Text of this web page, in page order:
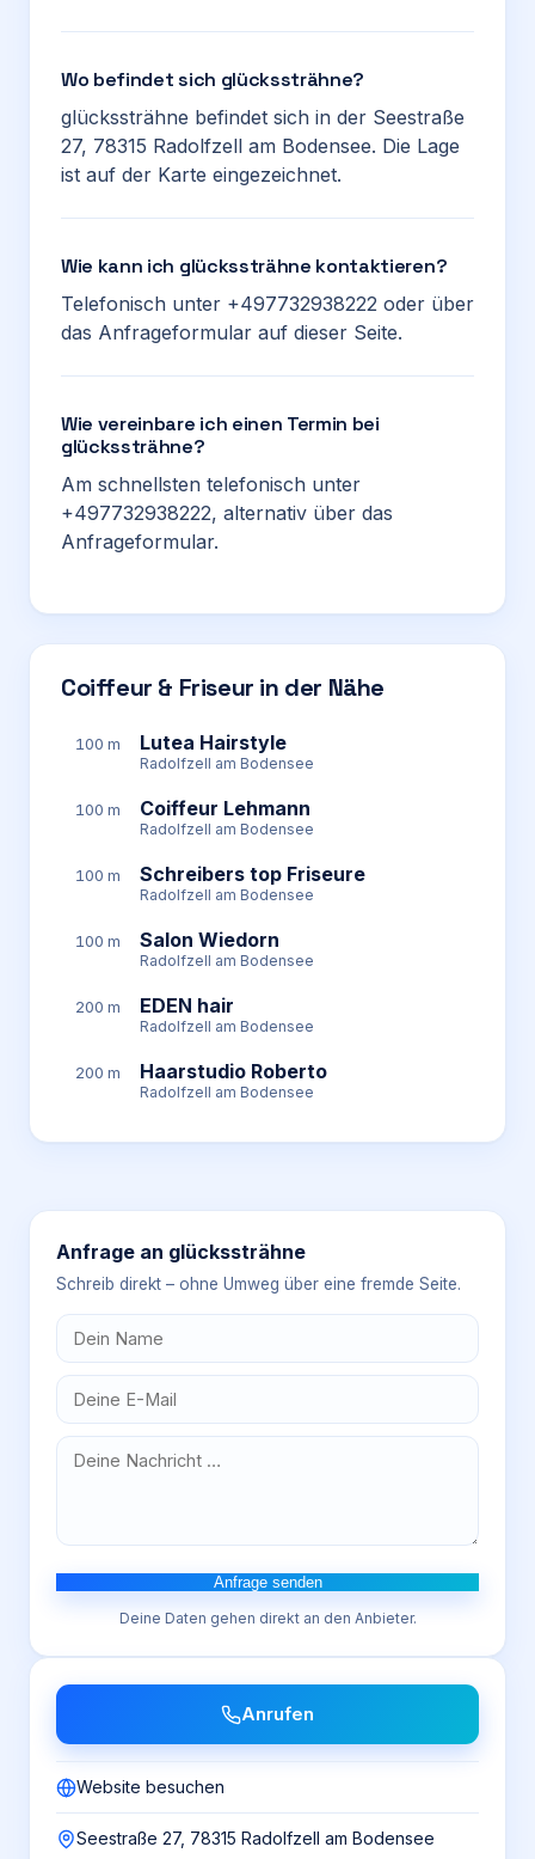
Wo befindet sich glückssträhne?
glückssträhne befindet sich in der Seestraße
27, 78315 Radolfzell am Bodensee. Die Lage
ist auf der Karte eingezeichnet.
Wie kann ich glückssträhne kontaktieren?
Telefonisch unter +497732938222 oder über
das Anfrageformular auf dieser Seite.
Wie vereinbare ich einen Termin bei
glückssträhne?
Am schnellsten telefonisch unter
+497732938222, alternativ über das
Anfrageformular.
Coiffeur & Friseur in der Nähe
100 m Lutea Hairstyle
Radolfzell am Bodensee
100 m Coiffeur Lehmann
Radolfzell am Bodensee
100 m Schreibers top Friseure
Radolfzell am Bodensee
100 m Salon Wiedorn
Radolfzell am Bodensee
200 m EDEN hair
Radolfzell am Bodensee
200 m Haarstudio Roberto
Radolfzell am Bodensee
Anfrage an glückssträhne
Schreib direkt – ohne Umweg über eine fremde Seite.
Anfrage senden
Deine Daten gehen direkt an den Anbieter.
Anrufen
Website besuchen
Seestraße 27, 78315 Radolfzell am Bodensee